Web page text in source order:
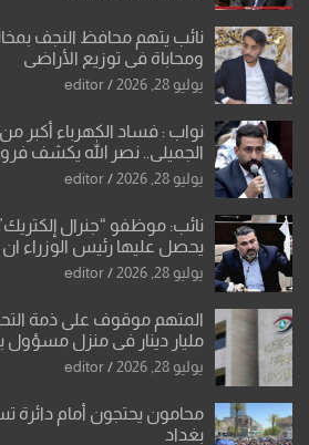
نائب يتهم محافظ النجف
ومحاباة في توزيع الأراضي
يوليو 28, 2026 editor
نواب : فساد الكهرباء أكبر
الجميلي.. نصر الله يكشف
معدات الكهرباء وعقودها
يوليو 28, 2026 editor
نائب: موظفو “جنرال إلكتريك”
يحصل عليها رئيس الوزراء ان
بلد ضعيف وتفرض شروطها
يوليو 28, 2026 editor
باسم زوجته
يوليو 28, 2026 editor
محامون يحتجون أمام
بغداد